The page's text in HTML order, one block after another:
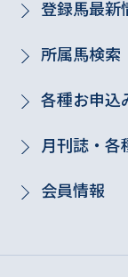
登録馬最新
所属馬検索
各種お申込
月刊誌・各
会員情報